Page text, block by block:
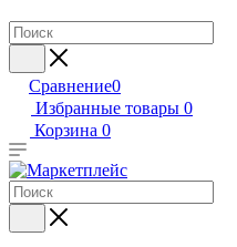
Сравнение0
Избранные товары 0
Корзина 0